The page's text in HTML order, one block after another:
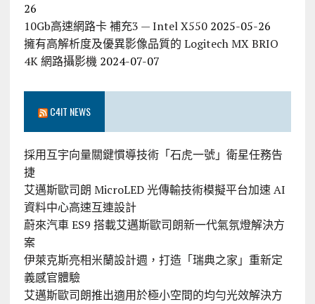
26
10Gb高速網路卡 補充3 — Intel X550 2025-05-26
擁有高解析度及優異影像品質的 Logitech MX BRIO
4K 網路攝影機 2024-07-07
C4IT NEWS
採用互宇向量關鍵慣導技術「石虎一號」衛星任務告
捷
艾邁斯歐司朗 MicroLED 光傳輸技術模擬平台加速 AI
資料中心高速互連設計
蔚來汽車 ES9 搭載艾邁斯歐司朗新一代氣氛燈解決方
案
伊萊克斯亮相米蘭設計週，打造「瑞典之家」重新定
義感官體驗
艾邁斯歐司朗推出適用於極小空間的均勻光效解決方